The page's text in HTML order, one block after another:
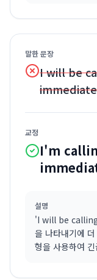
말한 문장
I will be
교정
I'm
설명
'I will be
을 나타내기에
형을 사용하여